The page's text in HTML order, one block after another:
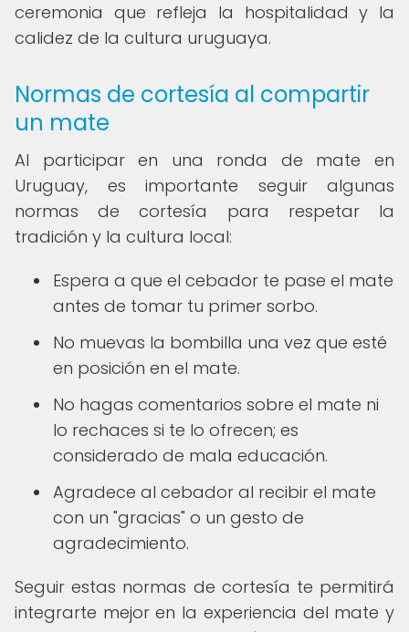
ceremonia que refleja la hospitalidad y la
calidez de la cultura uruguaya.
Normas de cortesía al compartir
un mate
Al participar en una ronda de mate en
Uruguay, es importante seguir algunas
normas de cortesía para respetar la
tradición y la cultura local:
Espera a que el cebador te pase el mate
antes de tomar tu primer sorbo.
No muevas la bombilla una vez que esté
en posición en el mate.
No hagas comentarios sobre el mate ni
lo rechaces si te lo ofrecen; es
considerado de mala educación.
Agradece al cebador al recibir el mate
con un "gracias" o un gesto de
agradecimiento.
Seguir estas normas de cortesía te permitirá
integrarte mejor en la experiencia del mate y